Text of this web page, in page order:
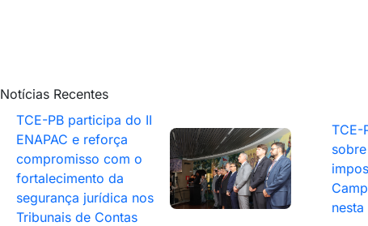
Notícias Recentes
TCE-PB participa do II
ENAPAC e reforça
compromisso com o
fortalecimento da
segurança jurídica nos
Tribunais de Contas
TCE-